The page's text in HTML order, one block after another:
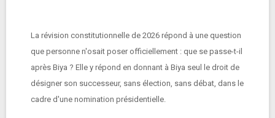
La révision constitutionnelle de 2026 répond à une question
que personne n'osait poser officiellement : que se passe-t-il
après Biya ? Elle y répond en donnant à Biya seul le droit de
désigner son successeur, sans élection, sans débat, dans le
cadre d'une nomination présidentielle.